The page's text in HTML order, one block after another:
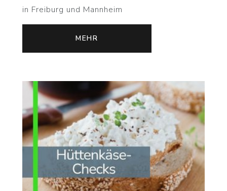
in Freiburg und Mannheim
MEHR